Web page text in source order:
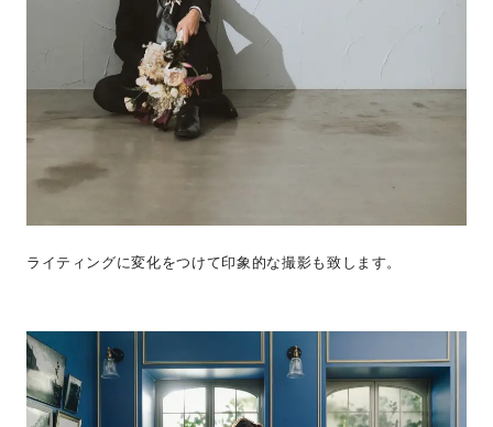
ライティングに変化をつけて印象的な撮影も致します。